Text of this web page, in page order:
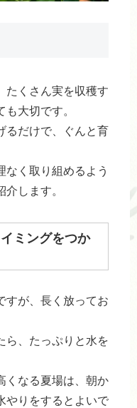
たくさん実を収穫す
大切です。
るだけで、ぐんと育
なく取り組めるよう
します。
ミングをつか
すが、長く放ってお
ら、たっぷりと水を
くなる夏場は、朝か
やりをするとよいで